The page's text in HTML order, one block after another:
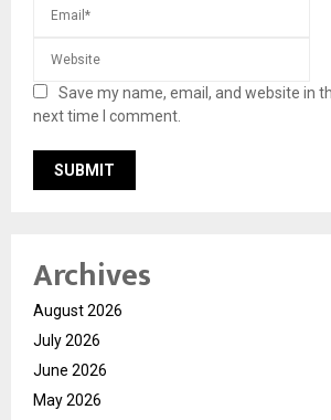
Save my name, email, and website in
next time I comment.
Archives
August 2026
July 2026
June 2026
May 2026